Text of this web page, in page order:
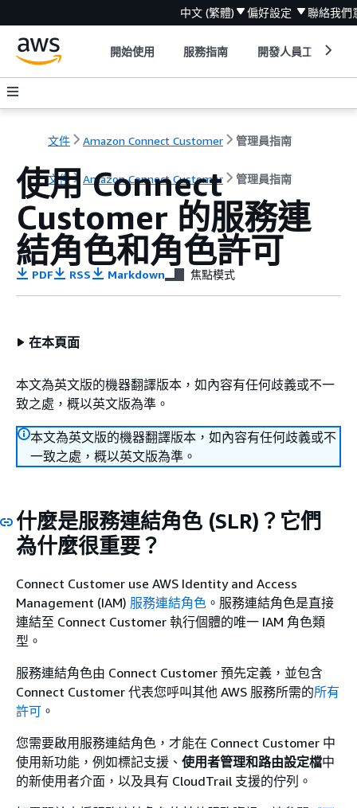
中文 (繁體) 偏好設定 聯絡我們
開始使用 服務指南 開發人員工具
文件 Amazon Connect Customer 管理員指南
文件 Amazon Connect Customer 管理員指南
使用 Connect
Customer 的服務連
結角色和角色許可
PDF RSS Markdown 焦點模式
在本頁面
本文為英文版的機器翻譯版本，如內容有任何歧義或不一
致之處，概以英文版為準。
本文為英文版的機器翻譯版本，如內容有任何歧義或不
一致之處，概以英文版為準。
什麼是服務連結角色 (SLR)？它們
為什麼很重要？
Connect Customer use AWS Identity and Access
Management (IAM) 服務連結角色 。服務連結角色是直接
連結至 Connect Customer 執行個體的唯一 IAM 角色類
型。
服務連結角色由 Connect Customer 預先定義，並包含
Connect Customer 代表您呼叫其他 AWS 服務所需的所有
許可 。
您需要啟用服務連結角色，才能在 Connect Customer 中
使用新功能，例如標記支援、 使用者管理和路由設定檔中
的新使用者介面，以及具有 CloudTrail 支援的佇列。